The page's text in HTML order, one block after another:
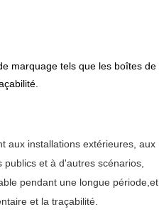
marquage tels que les boîtes de
aux installations extérieures, aux
et à d'autres scénarios,
pendant une longue période,et
et la traçabilité.